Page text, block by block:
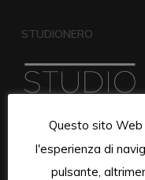
STUDIONERO
Questo sito Web
l'esperienza di
pulsante,